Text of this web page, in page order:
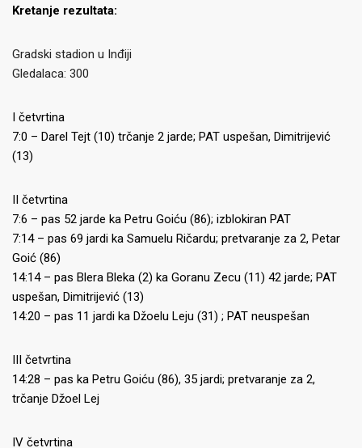
Kretanje rezultata:
Gradski stadion u Inđiji
Gledalaca: 300
I četvrtina
7:0 – Darel Tejt (10) trčanje 2 jarde; PAT uspešan, Dimitrijević
(13)
II četvrtina
7:6 – pas 52 jarde ka Petru Goiću (86); izblokiran PAT
7:14 – pas 69 jardi ka Samuelu Ričardu; pretvaranje za 2, Petar
Goić (86)
14:14 – pas Blera Bleka (2) ka Goranu Zecu (11) 42 jarde; PAT
uspešan, Dimitrijević (13)
14:20 – pas 11 jardi ka Džoelu Leju (31) ; PAT neuspešan
III četvrtina
14:28 – pas ka Petru Goiću (86), 35 jardi; pretvaranje za 2,
trčanje Džoel Lej
IV četvrtina